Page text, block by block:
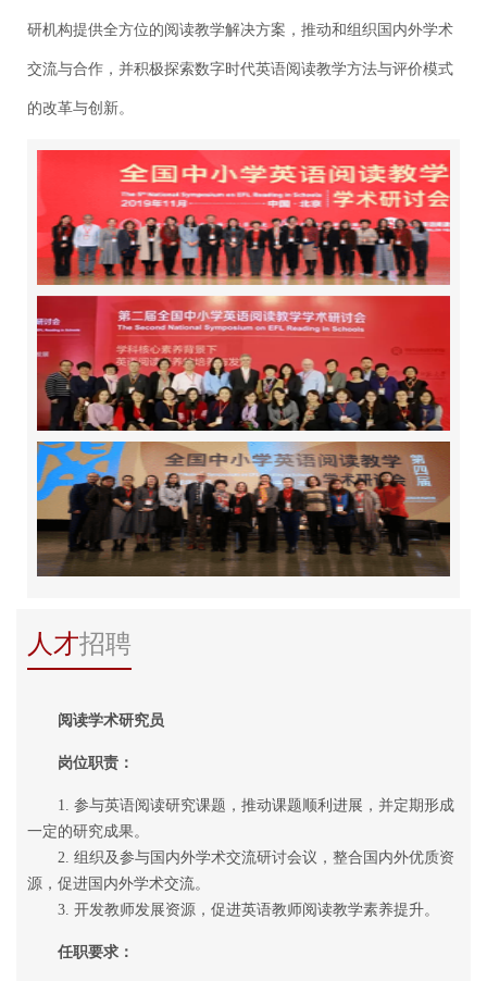
研机构提供全方位的阅读教学解决方案，推动和组织国内外学术
交流与合作，并积极探索数字时代英语阅读教学方法与评价模式
的改革与创新。
人才招聘
阅读学术研究员
岗位职责：
1. 参与英语阅读研究课题，推动课题顺利进展，并定期形成
一定的研究成果。
2. 组织及参与国内外学术交流研讨会议，整合国内外优质资
源，促进国内外学术交流。
3. 开发教师发展资源，促进英语教师阅读教学素养提升。
任职要求：